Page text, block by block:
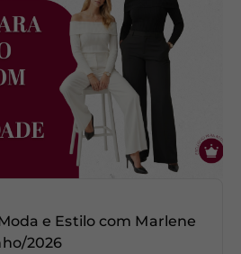
e Estilo com Marlene
2026